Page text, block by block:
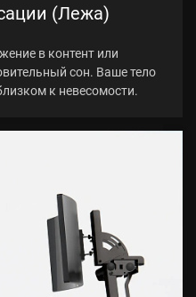
(Лежа)
в контент или
сон. Ваше тело
к невесомости.